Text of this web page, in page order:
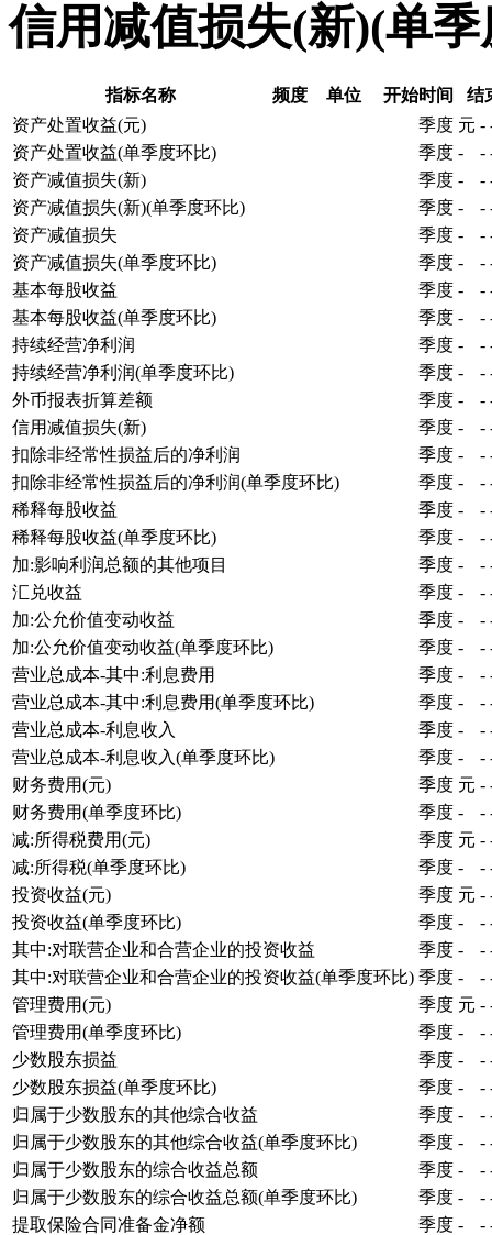
信用减值损失(新)(单
指标名称 频度 单位 开始时间
结
资产处置收益(元)
季度 元 -
资产处置收益(单季度环比)
季度 - -
资产减值损失(新)
季度 - -
资产减值损失(新)(单季度环比)
季度 - -
资产减值损失
季度 - -
资产减值损失(单季度环比)
季度 - -
基本每股收益
季度 - -
基本每股收益(单季度环比)
季度 - -
持续经营净利润
季度 - -
持续经营净利润(单季度环比)
季度 - -
外币报表折算差额
季度 - -
信用减值损失(新)
季度 - -
扣除非经常性损益后的净利润
季度 - -
扣除非经常性损益后的净利润(单季度环比)
季度 - -
稀释每股收益
季度 - -
稀释每股收益(单季度环比)
季度 - -
加:影响利润总额的其他项目
季度 - -
汇兑收益
季度 - -
加:公允价值变动收益
季度 - -
加:公允价值变动收益(单季度环比)
季度 - -
营业总成本-其中:利息费用
季度 - -
营业总成本-其中:利息费用(单季度环比)
季度 - -
营业总成本-利息收入
季度 - -
营业总成本-利息收入(单季度环比)
季度 - -
财务费用(元)
季度 元 -
财务费用(单季度环比)
季度 - -
减:所得税费用(元)
季度 元 -
减:所得税(单季度环比)
季度 - -
投资收益(元)
季度 元 -
投资收益(单季度环比)
季度 - -
其中:对联营企业和合营企业的投资收益
季度 - -
其中:对联营企业和合营企业的投资收益(单季度环比) 季度 - -
管理费用(元)
季度 元 -
管理费用(单季度环比)
季度 - -
少数股东损益
季度 - -
少数股东损益(单季度环比)
季度 - -
归属于少数股东的其他综合收益
季度 - -
归属于少数股东的其他综合收益(单季度环比)
季度 - -
归属于少数股东的综合收益总额
季度 - -
归属于少数股东的综合收益总额(单季度环比)
季度 - -
提取保险合同准备金净额
季度 - -